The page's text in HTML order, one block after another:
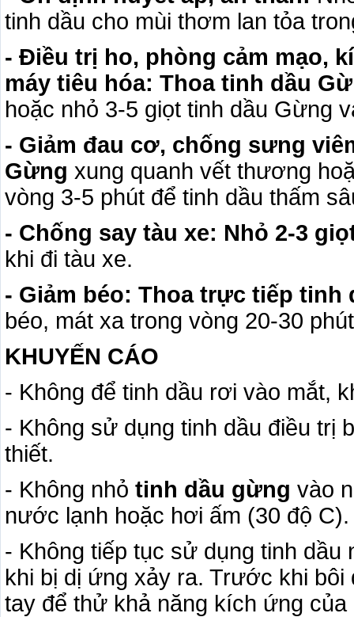
tinh dầu cho mùi thơm lan tỏa
- Điều trị ho, phòng cảm mạo,
máy tiêu hóa: Thoa tinh dầu
hoặc nhỏ 3-5 giọt tinh dầu Gừng
- Giảm đau cơ, chống sưng
Gừng xung quanh vết thương
vòng 3-5 phút để tinh dầu thấm
- Chống say tàu xe: Nhỏ 2-3
khi đi tàu xe.
- Giảm béo: Thoa trực tiếp
béo, mát xa trong vòng 20-30
KHUYẾN CÁO
- Không để tinh dầu rơi vào mắt,
- Không sử dụng tinh dầu điều trị
thiết.
- Không nhỏ tinh dầu gừng vào
nước lạnh hoặc hơi ấm (30 độ C).
- Không tiếp tục sử dụng tinh dầu
khi bị dị ứng xảy ra. Trước khi
tay để thử khả năng kích ứng của